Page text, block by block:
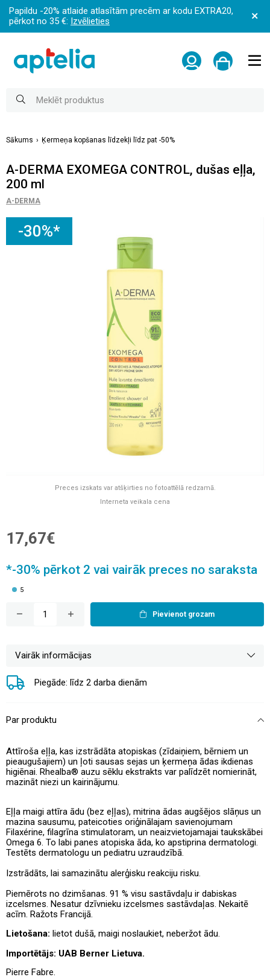
Papildu -20% atlaide atlasītām precēm ar kodu EXTRA20,
pērkot no 35 €: Izvēlieties
Sākums Ķermeņa kopšanas līdzekļi līdz pat -50%
A-DERMA EXOMEGA CONTROL, dušas eļļa,
200 ml
A-DERMA
-30%*
Preces izskats var atšķirties no fotoattēlā redzamā.
Interneta veikala cena
17,67€
*-30% pērkot 2 vai vairāk preces no saraksta
5
Pievienot grozam
Vairāk informācijas
Piegāde: līdz 2 darba dienām
Par produktu
Attīroša eļļa, kas izstrādāta atopiskas (zīdaiņiem, bērniem un
pieaugušajiem) un ļoti sausas sejas un ķermeņa ādas ikdienas
higiēnai. Rhealba® auzu sēklu ekstrakts var palīdzēt nomierināt,
mazināt niezi un kairinājumu.
Eļļa maigi attīra ādu (bez eļļas), mitrina ādas augšējos slāņus un
mazina sausumu, pateicoties oriģinālajam savienojumam
Filaxérine, filagrīna stimulatoram, un neaizvietojamajai taukskābei
Omega 6. To labi panes atopiska āda, ko apstiprina dermatologi.
Testēts dermatologu un pediatru uzraudzībā.
Izstrādāts, lai samazinātu alerģisku reakciju risku.
Piemērots no dzimšanas. 91 % visu sastāvdaļu ir dabiskas
izcelsmes. Nesatur dzīvnieku izcelsmes sastāvdaļas. Nekaitē
acīm. Ražots Francijā.
Lietošana: lietot dušā, maigi noslaukiet, neberžot ādu.
Importētājs: UAB Berner Lietuva.
Pierre Fabre.